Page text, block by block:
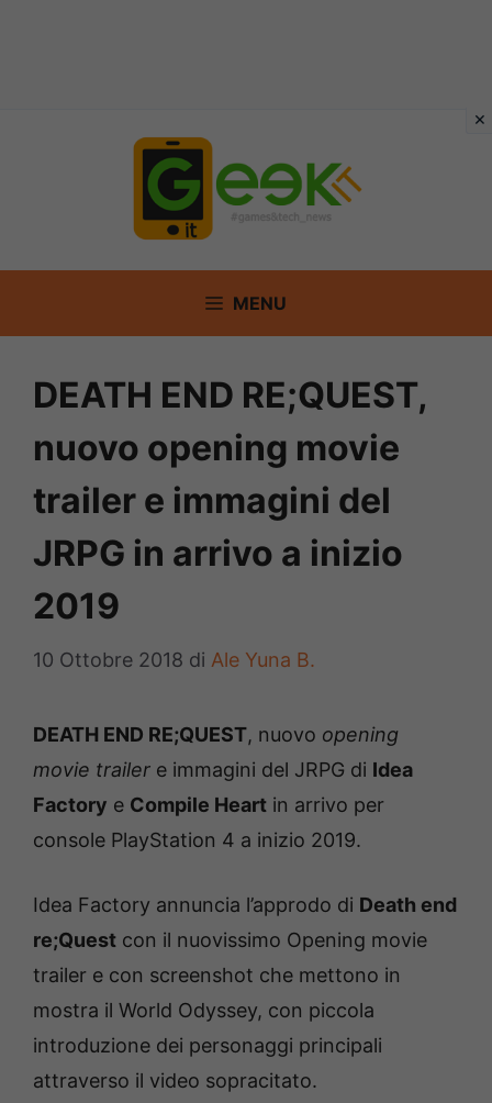
MENU
DEATH END RE;QUEST,
nuovo opening movie
trailer e immagini del
JRPG in arrivo a inizio
2019
10 Ottobre 2018 di Ale Yuna B.
DEATH END RE;QUEST, nuovo opening
movie trailer e immagini del JRPG di Idea
Factory e Compile Heart in arrivo per
console PlayStation 4 a inizio 2019.
Idea Factory annuncia l’approdo di Death end
re;Quest con il nuovissimo Opening movie
trailer e con screenshot che mettono in
mostra il World Odyssey, con piccola
introduzione dei personaggi principali
attraverso il video sopracitato.